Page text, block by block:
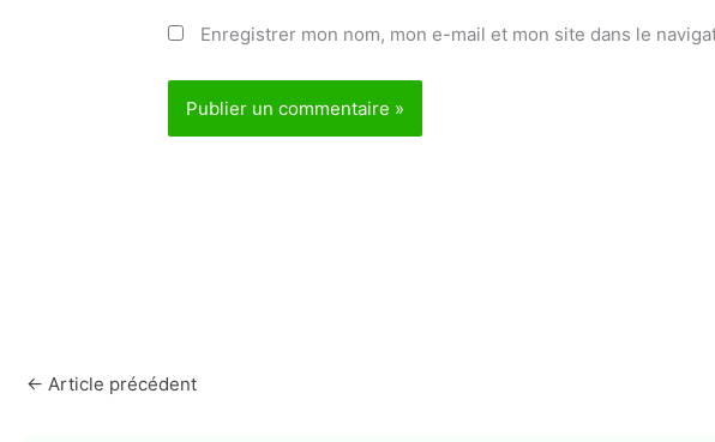
Enregistrer mon nom, mon e-mail et mon site dans le
← Article précédent